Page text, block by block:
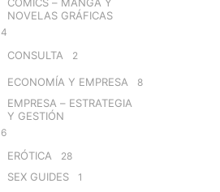
NOVELAS GRÁFICAS
4
CONSULTA 2
ECONOMÍA Y EMPRESA 8
EMPRESA – ESTRATEGIA
Y GESTIÓN
6
ERÓTICA 28
SEX GUIDES 1